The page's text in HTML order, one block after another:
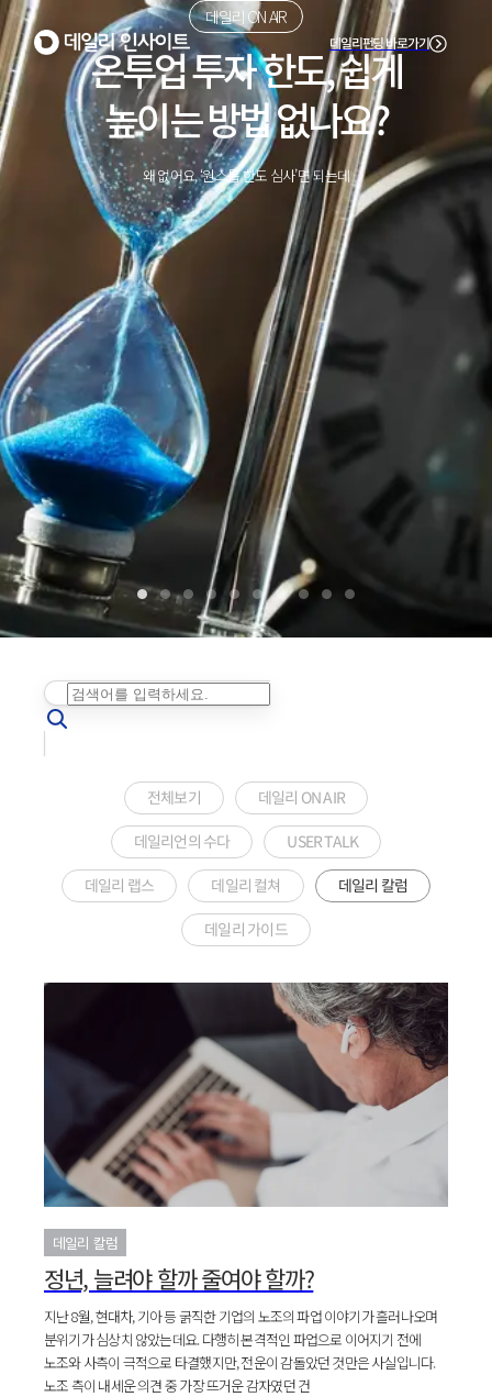
데일리펀딩 바로가기
데일리 ON AIR
온투업 투자 한도, 쉽게
높이는 방법 없나요?
왜 없어요, ‘원스톱 한도 심사’면 되는데
전체보기 데일리 ON AIR
데일리언의 수다 USER TALK
데일리 랩스 데일리 컬쳐 데일리 칼럼
데일리 가이드
데일리 칼럼
정년, 늘려야 할까 줄여야 할까?
지난 8월, 현대차, 기아 등 굵직한 기업의 노조의 파업 이야기가 흘러나오며
분위기가 심상치 않았는데요. 다행히 본격적인 파업으로 이어지기 전에
노조와 사측이 극적으로 타결했지만, 전운이 감돌았던 것만은 사실입니다.
노조 측이 내세운 의견 중 가장 뜨거운 감자였던 건